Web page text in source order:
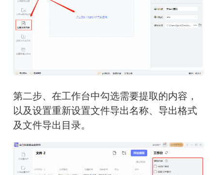
第二步、在工作台中勾选需要提取的内容，
以及设置重新设置文件导出名称、导出格式
及文件导出目录。